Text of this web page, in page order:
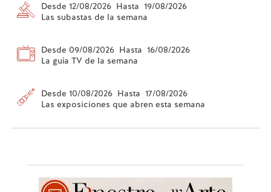
Desde 12/08/2026 Hasta 19/08/2026
Las subastas de la semana
Desde 09/08/2026 Hasta 16/08/2026
La guía TV de la semana
Desde 10/08/2026 Hasta 17/08/2026
Las exposiciones que abren esta semana